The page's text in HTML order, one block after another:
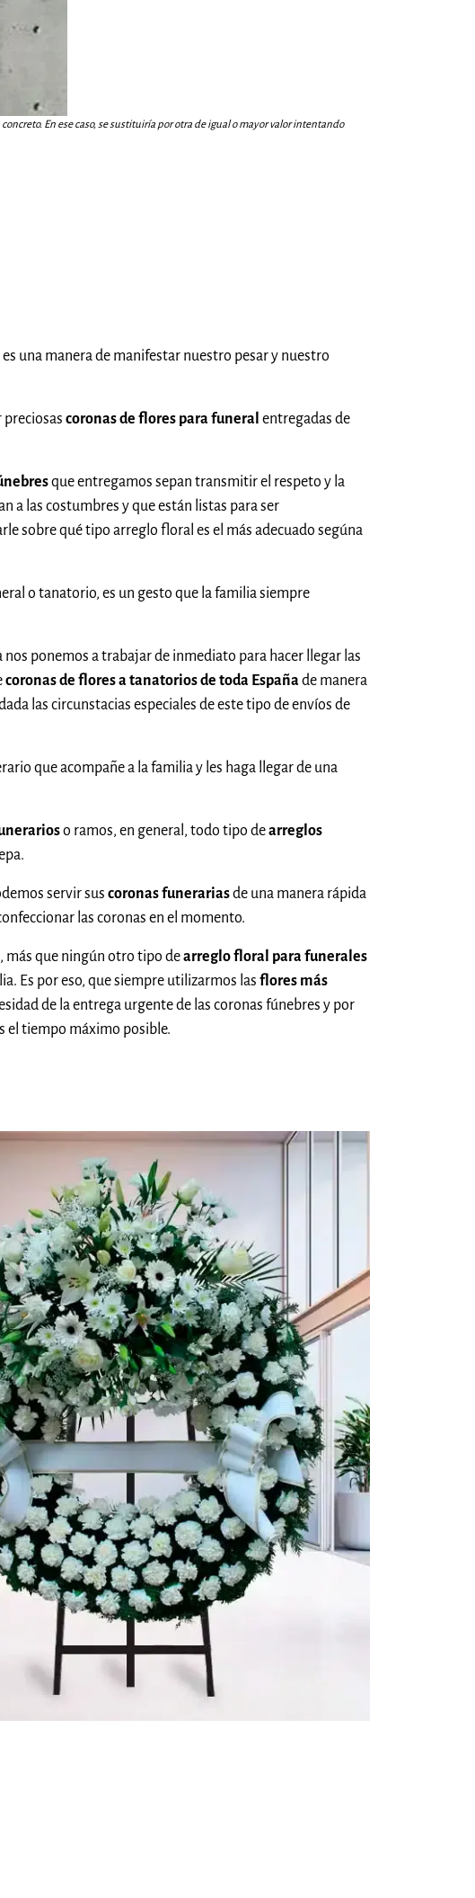
En ese caso, se sustituiría por otra de igual o mayor valor intentando
una manera de manifestar nuestro pesar y nuestro
preciosas coronas de flores para funeral entregadas de
que entregamos sepan transmitir el respeto y la
a las costumbres y que están listas para ser
sobre qué tipo arreglo floral es el más adecuado segúna
o tanatorio, es un gesto que la familia siempre
ponemos a trabajar de inmediato para hacer llegar las
coronas de flores a tanatorios de toda Españade manera
las circunstacias especiales de este tipo de envíos de
que acompañe a la familia y les haga llegar de una
o ramos, en general, todo tipo dearreglos
servir sus coronas funerariasde una manera rápida
las coronas en el momento.
, más que ningún otro tipo dearreglo floral para funerales
Es por eso, que siempre utilizarmos las flores más
de la entrega urgente de las coronas fúnebres y por
el tiempo máximo posible.